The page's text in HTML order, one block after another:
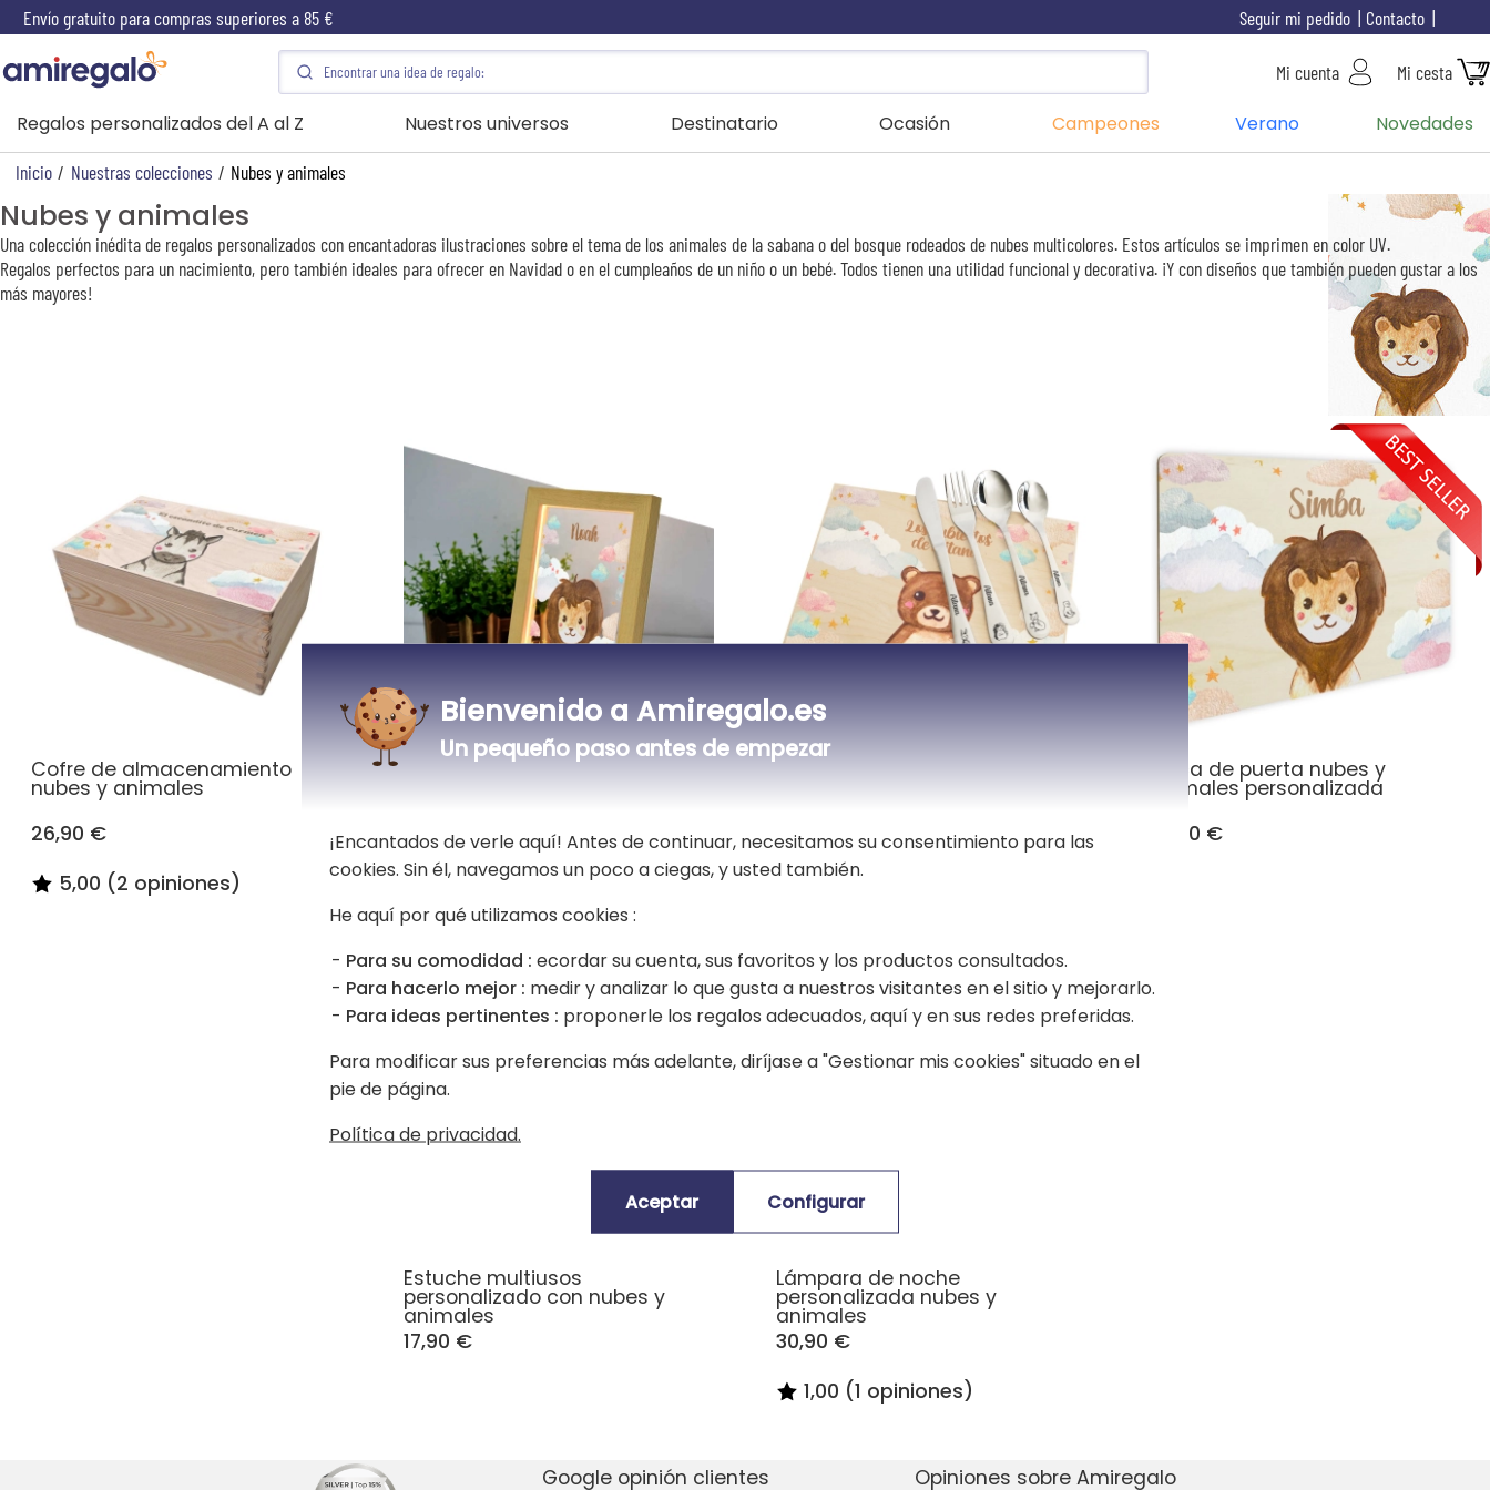
Envío gratuito para compras superiores a 85 € Contacto
Seguir mi pedido
Mi cuenta Mi cesta
Regalos personalizados del A al Z Nuestros universos Destinatario Ocasión Campeones Verano Novedades
Inicio / Nuestras colecciones / Nubes y animales
Nubes y animales
Una colección inédita de regalos personalizados con encantadoras ilustraciones sobre el tema de los animales de la sabana o del bosque rodeados de nubes multicolores. Estos artículos se imprimen en color UV.
Regalos perfectos para un nacimiento, pero también ideales para ofrecer en Navidad o en el cumpleaños de un niño o un bebé. Todos tienen una utilidad funcional y decorativa. ¡Y con diseños que también pueden gustar a los
más mayores!
Cofre de almacenamiento
nubes y animales
26,90 €
5,00 (2 opiniones)
Marco LED nubes y animales
27,90 €
39,90 €
5,00 (2 opiniones)
Placa de puerta nubes y
animales personalizada
23,90 €
Estuche multiusos
personalizado con nubes y
animales
17,90 €
Lámpara de noche
personalizada nubes y
animales
30,90 €
1,00 (1 opiniones)
Google opinión clientes Opiniones sobre Amiregalo
Bienvenido a Amiregalo.es
Un pequeño paso antes de empezar
¡Encantados de verle aquí! Antes de continuar, necesitamos su consentimiento para las
cookies. Sin él, navegamos un poco a ciegas, y usted también.
He aquí por qué utilizamos cookies :
Para su comodidad : ecordar su cuenta, sus favoritos y los productos consultados.
Para hacerlo mejor : medir y analizar lo que gusta a nuestros visitantes en el sitio y mejorarlo.
Para ideas pertinentes : proponerle los regalos adecuados, aquí y en sus redes preferidas.
Para modificar sus preferencias más adelante, diríjase a "Gestionar mis cookies" situado en el
pie de página.
Política de privacidad.
Aceptar Configurar